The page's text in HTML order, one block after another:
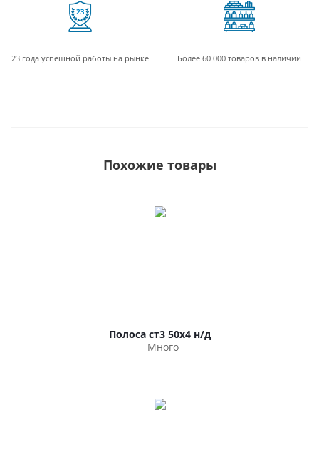
23 года успешной работы на рынке Более 60 000 товаров в наличии
Похожие товары
Полоса ст3 50х4 н/д
Много